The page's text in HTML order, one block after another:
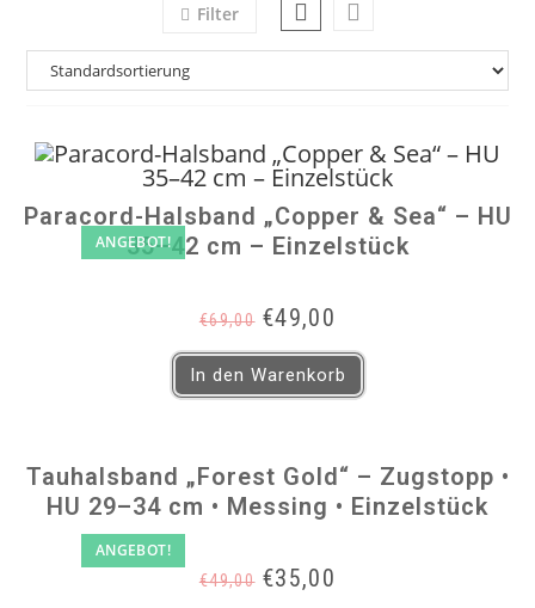
Filter
ANGEBOT!
Paracord-Halsband „Copper & Sea“ – HU
35–42 cm – Einzelstück
€69,00 Ursprünglicher
Preis
war:
€69,00
€49,00
ist:
€49,00.
In den Warenkorb
ANGEBOT!
Tauhalsband „Forest Gold“ – Zugstopp •
HU 29–34 cm • Messing • Einzelstück
€49,00 Ursprünglicher
Preis
€35,00